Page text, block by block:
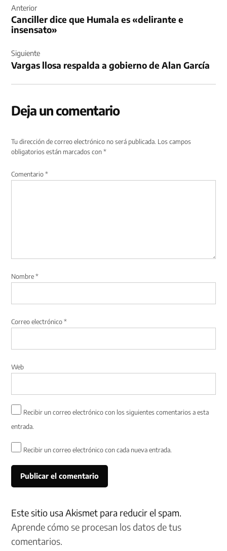
de
entradas
Anterior
Canciller dice que Humala es «delirante e
insensato»
Siguiente
Vargas llosa respalda a gobierno de Alan García
Deja un comentario
Tu dirección de correo electrónico no será publicada. Los campos
obligatorios están marcados con*
Comentario*
Nombre*
Correo electrónico*
Web
Recibir un correo electrónico con los siguientes comentarios a esta
entrada.
Recibir un correo electrónico con cada nueva entrada.
Este sitio usa Akismet para reducir el spam.
Aprende cómo se procesan los datos de tus
comentarios.